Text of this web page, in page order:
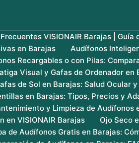
VISIONAIR Barajas |
en Barajas
Audífonos
Recargables o con Pilas:
Visual y Gafas de Ordenador en
de Sol en Barajas: Salud Ocular
en Barajas: Tipos, Precios y
y Limpieza de Audífonos
en VISIONAIR Barajas
Ojo Seco
de Audífonos Gratis en Barajas: